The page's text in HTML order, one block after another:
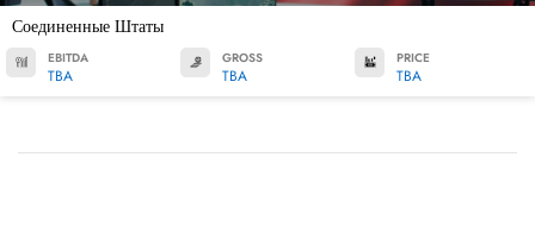
Соединенные Штаты
EBITDA
TBA
GROSS
TBA
PRICE
TBA